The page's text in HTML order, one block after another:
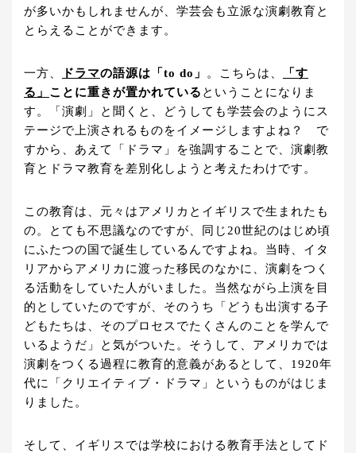
が多いかもしれませんが、学芸会も立派な演劇教育と
とらえることができます。
一方、 ドラマの語源は「to do」 。こちらは、
「す
る」 ことに重きが置かれている ということになりま
す。「演劇」と聞くと、どうしても学芸会のようにス
テージで上演されるものをイメージしますよね？ で
すから、あえて「ドラマ」を強調することで、演劇教
育とドラマ教育を差別化しようと考えたわけです。
この教育は、元々はアメリカとイギリスで生まれたも
の。とても不思議なのですが、同じ20世紀のはじめ頃
にふたつの国で誕生しているんですよね。当時、イタ
リアからアメリカに渡った移民のなかに、演劇をつく
る活動をしていた人がいました。当然ながら上演を目
的としていたのですが、そのうち「どうも出演する子
どもたちは、そのプロセスでたくさんのことを学んで
いるようだ」と気がついた。そうして、アメリカでは
演劇をつくる過程に教育的意義があるとして、1920年
代に「クリエイティブ・ドラマ」というものがはじま
りました。
そして、イギリスでは学校における教育手法としてド